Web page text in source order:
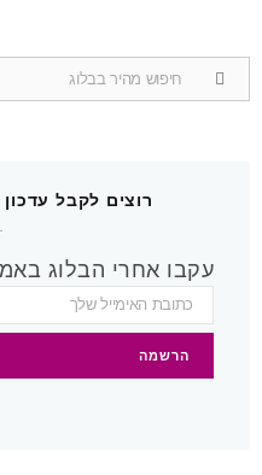
c
e
o
k
s
t
g
a
Search
for:
רוצים לקבל
עקבו אחרי הבלוג